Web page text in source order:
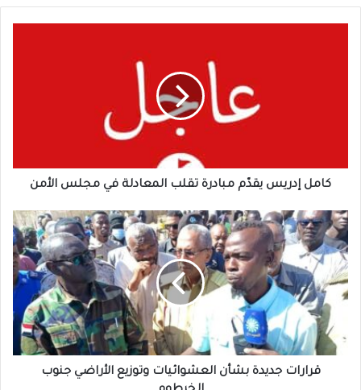
الأمن
كامل إدريس يقدّم مبادرة تقلب المعادلة في مجلس الأمن
قرارات
جديدة
بشأن
العشوائيات
وتوزيع
الأراضي
جنوب
الخرطوم
قرارات جديدة بشأن العشوائيات وتوزيع الأراضي جنوب